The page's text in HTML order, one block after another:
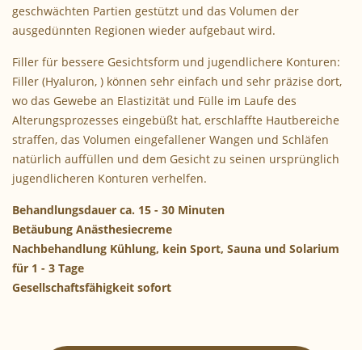
geschwächten Partien gestützt und das Volumen der
ausgedünnten Regionen wieder aufgebaut wird.
Filler für bessere Gesichtsform und jugendlichere Konturen:
Filler (Hyaluron, ) können sehr einfach und sehr präzise dort,
wo das Gewebe an Elastizität und Fülle im Laufe des
Alterungsprozesses eingebüßt hat, erschlaffte Hautbereiche
straffen, das Volumen eingefallener Wangen und Schläfen
natürlich auffüllen und dem Gesicht zu seinen ursprünglich
jugendlicheren Konturen verhelfen.
Behandlungsdauer ca. 15 - 30 Minuten
Betäubung Anästhesiecreme
Nachbehandlung Kühlung, kein Sport, Sauna und Solarium
für 1 - 3 Tage
Gesellschaftsfähigkeit sofort